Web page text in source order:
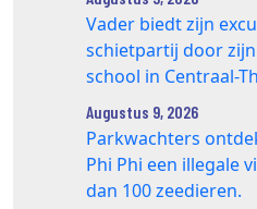
Vader biedt zijn
schietpartij door
school in Centraal-
Augustus 9, 2026
Parkwachters
Phi Phi een illegale
dan 100 zeedieren.